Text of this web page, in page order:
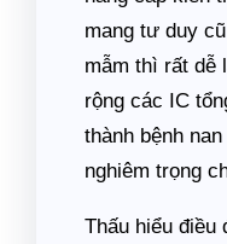
mang tư duy
mẫm thì rất dễ
rộng các IC
thành bệnh
nghiêm trọng
Thấu hiểu điều